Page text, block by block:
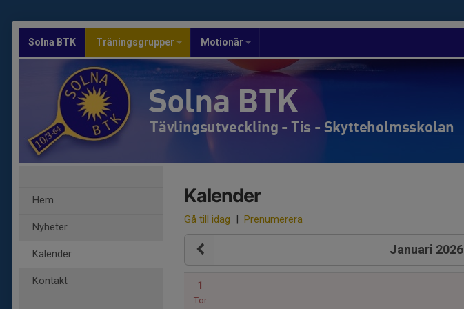
Solna BTK Träningsgrupper Motionär
Solna BTK
Tävlingsutveckling - Tis - Skytteholmsskolan
Hem
Nyheter
Kalender
Kontakt
Kalender
Gå till idag | Prenumerera
Januari 2026
1
Tor